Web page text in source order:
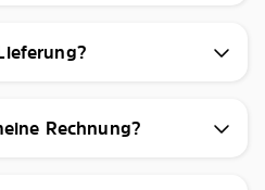
Rechnung?